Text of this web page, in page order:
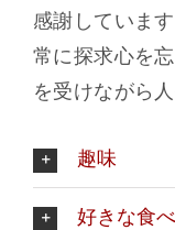
感謝しています
常に探求心を
を受けながら
趣味
好きな食